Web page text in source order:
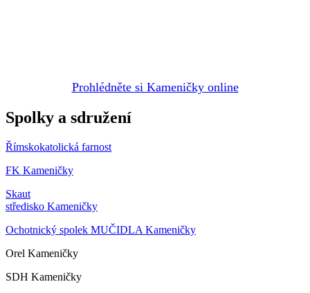
Prohlédněte si Kameničky online
Spolky a sdružení
Římskokatolická farnost
FK Kameničky
Skaut
středisko Kameničky
Ochotnický spolek MUČIDLA Kameničky
Orel Kameničky
SDH Kameničky